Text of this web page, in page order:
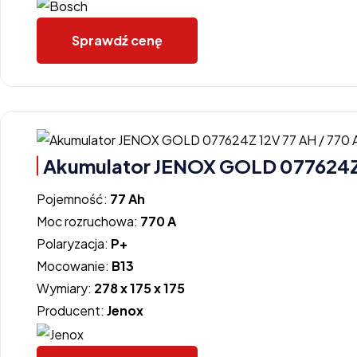
Sprawdź cenę
Akumulator JENOX GOLD
Pojemność: 77 Ah
Moc rozruchowa: 770 A
Polaryzacja: P+
Mocowanie: B13
Wymiary: 278 x 175 x 175
Producent: Jenox